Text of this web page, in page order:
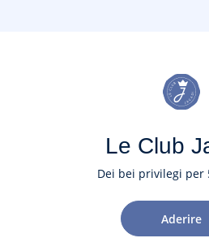
Le Club
Dei bei privilegi per
Aderire